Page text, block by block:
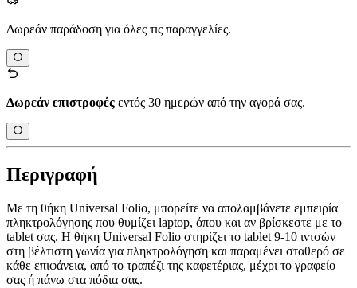
Δωρεάν παράδοση για όλες τις παραγγελίες.
Δωρεάν επιστροφές εντός 30 ημερών από την αγορά σας.
Περιγραφή
Με τη θήκη Universal Folio, μπορείτε να απολαμβάνετε εμπειρία
πληκτρολόγησης που θυμίζει laptop, όπου και αν βρίσκεστε με το
tablet σας. Η θήκη Universal Folio στηρίζει το tablet 9-10 ιντσών
στη βέλτιστη γωνία για πληκτρολόγηση και παραμένει σταθερό σε
κάθε επιφάνεια, από το τραπέζι της καφετέριας, μέχρι το γραφείο
σας ή πάνω στα πόδια σας.